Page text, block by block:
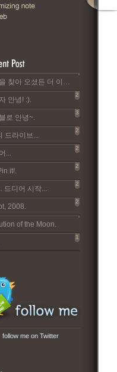
무엇을 찾아 오셨든 더 이상 이 블로그는 운영되지 않습니다..
안녕! :).
2
로 안녕~.
3
드라이브...
2
...
2
it!.
2
드디어 시작...
2
2008.
2
of the Moon.
1
follow me on Twitter